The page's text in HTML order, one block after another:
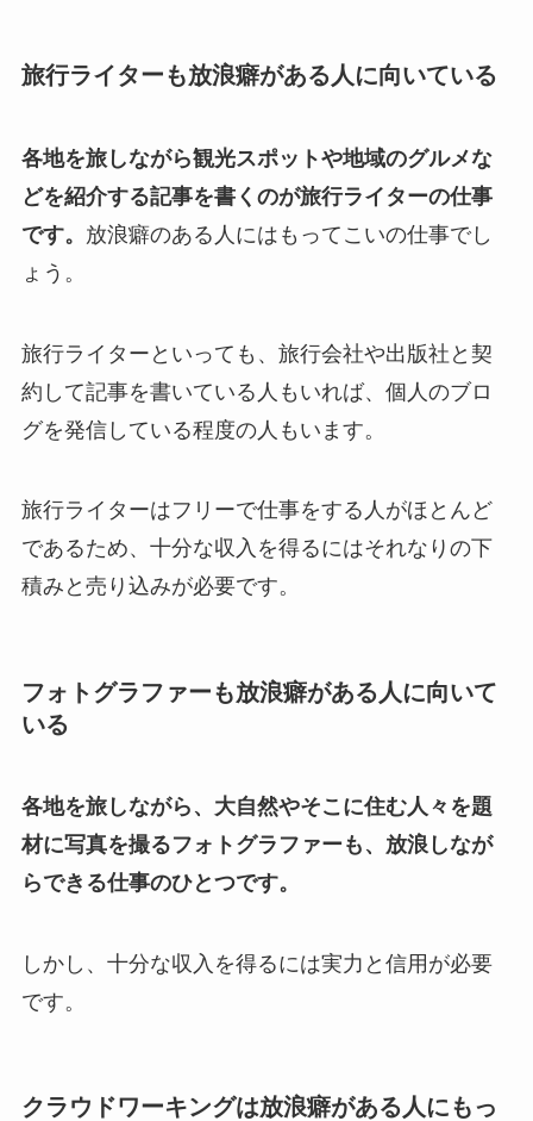
旅行ライターも放浪癖がある人に向いている
各地を旅しながら観光スポットや地域のグルメな
どを紹介する記事を書くのが旅行ライターの仕事
です。 放浪癖のある人にはもってこいの仕事でし
ょう。
旅行ライターといっても、旅行会社や出版社と契
約して記事を書いている人もいれば、個人のブロ
グを発信している程度の人もいます。
旅行ライターはフリーで仕事をする人がほとんど
であるため、十分な収入を得るにはそれなりの下
積みと売り込みが必要です。
フォトグラファーも放浪癖がある人に向いて
いる
各地を旅しながら、大自然やそこに住む人々を題
材に写真を撮るフォトグラファーも、放浪しなが
らできる仕事のひとつです。
しかし、十分な収入を得るには実力と信用が必要
です。
クラウドワーキングは放浪癖がある人にもっ